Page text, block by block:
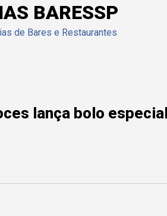
BARESSP
de Bares e Restaurantes
lança bolo